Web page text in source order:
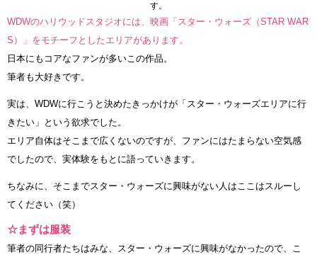
す。
WDWのハリウッドスタジオには、映画「スター・ウォーズ（STAR WAR
S）」をモチーフとしたエリアがあります。
日本にもコアなファンが多いこの作品。
筆者も大好きです。
実は、WDWに行こうと決めたきっかけが「スター・ウォーズエリアに行
きたい」という欲求でした。
エリア自体はそこまで広くないのですが、ファンにはたまらない空気感
でしたので、実体験をもとに語っていきます。
ちなみに、そこまでスター・ウォーズに興味がない人はここはスルーし
てください（笑）
☆まずは服装
筆者の同行者たちはみな、スター・ウォーズに興味がなかったので、こ